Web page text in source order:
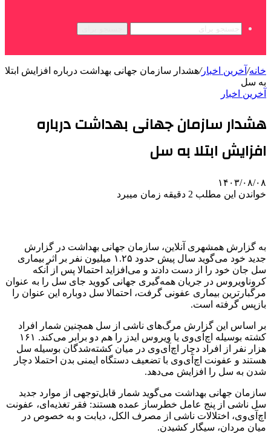
خانه/ آخرین اخبار/هشدار سازمان جهانی بهداشت درباره افزایش ابتلا
به سل
آخرین اخبار
هشدار سازمان جهانی بهداشت درباره
افزایش ابتلا به سل
۱۴۰۳/۰۸/۰۸
خواندن این مطلب 2 دقیقه زمان میبرد
به گزارش همشهری آنلاین، سازمان جهانی بهداشت در گزارش
جدید خود می‌گوید سال پیش حدود ۱.۲۵ میلیون نفر بر اثر بیماری
سل جان خود را از دست دادند و می‌افزاید احتمالا پس از آنکه
کروناویروس در جریان همه‌گیری جهانی کووید جای سل را به عنوان
مرگبارترین بیماری عفونی گرفت، احتمالا سل دوباره این عنوان را
بازپس گرفته است.
بر اساس این گزارش مرگ‌های ناشی از سل همچنین شمار افراد
کشته بوسیله اچ‌آی‌وی یا ویروس ایدز را هم دو برابر می‌کند. ۱۶۱
هزار نفر از افراد دچار اچ‌آی‌وی در میان کشته‌شدگان بوسیله سل
هستند و عفونت اچ‌آی‌وی با تضعیف دستگاه ایمنی بدن احتملا دچار
شدن به سل را افزایش می‌دهد.
سازمان جهانی بهداشت می‌گوید شمار قابل‌توجهی از موارد جدید
سل ناشی از پنج عامل خطرساز عمده هستند: فقر تغذیه‌ای، عفونت
اچ‌آی‌وی، اختلالات ناشی از مصرف الکل، دیابت و به خصوص در
میان مردان، سیگار کشیدن.